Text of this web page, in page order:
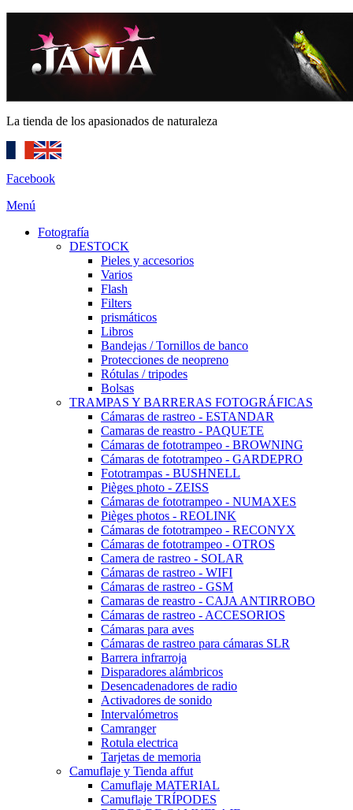
La tienda de los apasionados de naturaleza
Facebook
Menú
Fotografía
DESTOCK
Pieles y accesorios
Varios
Flash
Filters
prismáticos
Libros
Bandejas / Tornillos de banco
Protecciones de neopreno
Rótulas / tripodes
Bolsas
TRAMPAS Y BARRERAS FOTOGRÁFICAS
Cámaras de rastreo - ESTANDAR
Camaras de reastro - PAQUETE
Cámaras de fototrampeo - BROWNING
Cámaras de fototrampeo - GARDEPRO
Fototrampas - BUSHNELL
Pièges photo - ZEISS
Cámaras de fototrampeo - NUMAXES
Pièges photos - REOLINK
Cámaras de fototrampeo - RECONYX
Cámaras de fototrampeo - OTROS
Camera de rastreo - SOLAR
Cámaras de rastreo - WIFI
Cámaras de rastreo - GSM
Camaras de reastro - CAJA ANTIRROBO
Cámaras de rastreo - ACCESORIOS
Cámaras para aves
Cámaras de rastreo para cámaras SLR
Barrera infrarroja
Disparadores alámbricos
Desencadenadores de radio
Activadores de sonido
Intervalómetros
Camranger
Rotula electrica
Tarjetas de memoria
Camuflaje y Tienda affut
Camuflaje MATERIAL
Camuflaje TRÍPODES